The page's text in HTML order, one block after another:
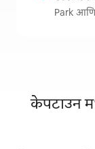
Park
केपटाउन